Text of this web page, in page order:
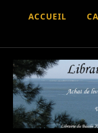
ACCUEIL